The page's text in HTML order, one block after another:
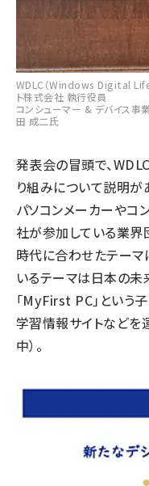
WDLC（Windows Digital
ト株式会社 執行役員
コンシューマー & デバイス事
田 成二氏
発表会の冒頭で、
り組みについて説明が
パソコンメーカーやコ
社が参加している業界
時代に合わせたテーマ
いるテーマは日本の未
「MyFirst PC」という
学習情報サイトなどを
中）。